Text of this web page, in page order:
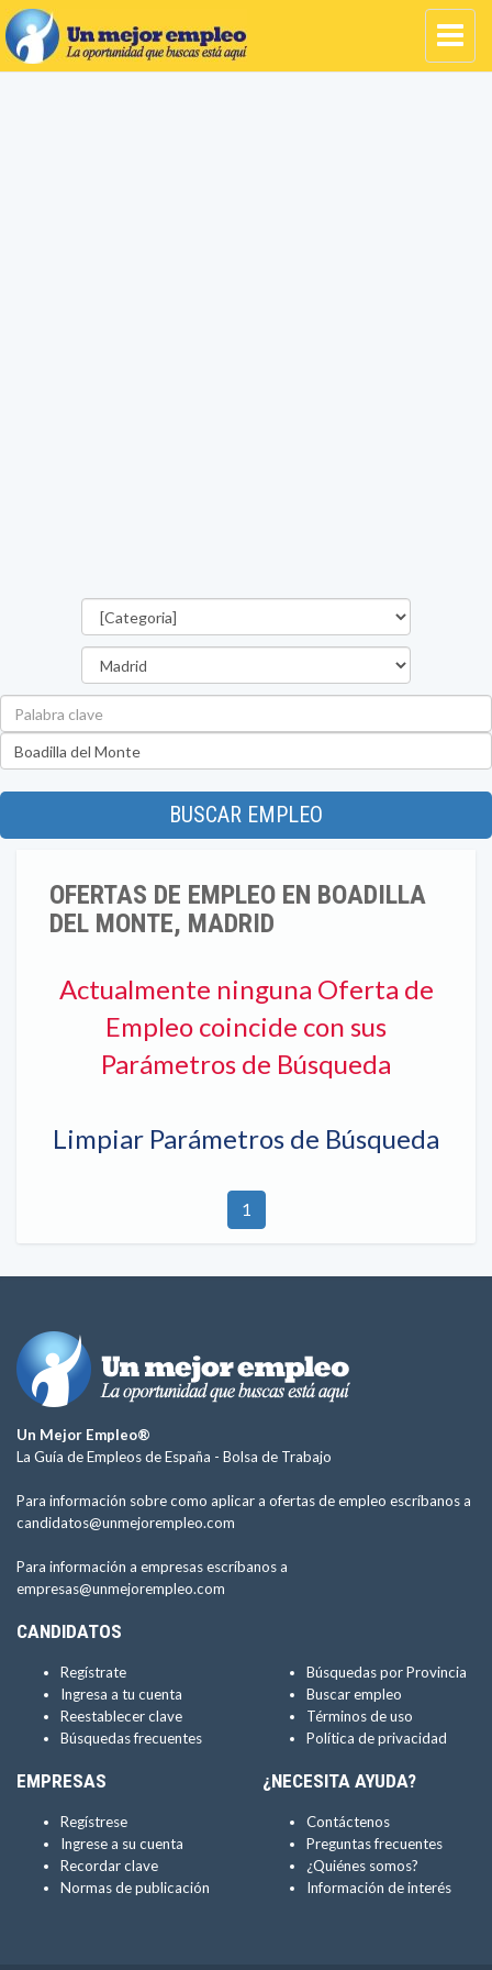
BUSCAR EMPLEO
OFERTAS DE EMPLEO EN BOADILLA
DEL MONTE, MADRID
Actualmente ninguna Oferta de
Empleo coincide con sus
Parámetros de Búsqueda
Limpiar Parámetros de Búsqueda
1
Un Mejor Empleo®
La Guía de Empleos de España - Bolsa de Trabajo
Para información sobre como aplicar a ofertas de empleo escríbanos a
candidatos@unmejorempleo.com
Para información a empresas escríbanos a
empresas@unmejorempleo.com
CANDIDATOS
Regístrate
Ingresa a tu cuenta
Reestablecer clave
Búsquedas frecuentes
Búsquedas por Provincia
Buscar empleo
Términos de uso
Política de privacidad
EMPRESAS
Regístrese
Ingrese a su cuenta
Recordar clave
Normas de publicación
¿NECESITA AYUDA?
Contáctenos
Preguntas frecuentes
¿Quiénes somos?
Información de interés